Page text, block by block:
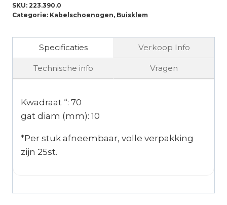
SKU: 223.390.0
Categorie: Kabelschoenogen, Buisklem
Specificaties Verkoop Info
Technische info Vragen
Kwadraat “: 70
gat diam (mm): 10
*Per stuk afneembaar, volle verpakking
zijn 25st.